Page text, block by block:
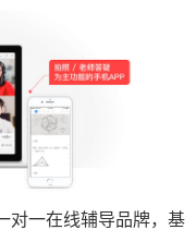
对一在线辅导品牌，基